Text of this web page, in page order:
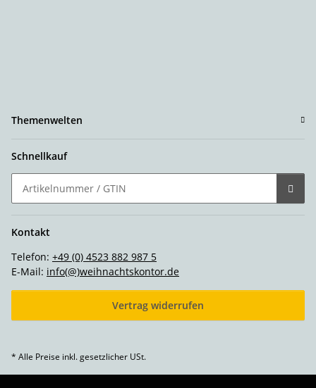
Themenwelten
Schnellkauf
Kontakt
Telefon: +49 (0) 4523 882 987 5
E-Mail: info(@)weihnachtskontor.de
Vertrag widerrufen
* Alle Preise inkl. gesetzlicher USt.